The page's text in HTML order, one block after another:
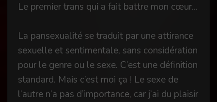
Le premier trans qui a fait battre mon cœur...
La pansexualité se traduit par une attirance
sexuelle et sentimentale, sans considération
pour le genre ou le sexe. C’est une définition
standard. Mais c’est moi ça ! Le sexe de
l’autre n’a pas d’importance, car j’ai du plaisir